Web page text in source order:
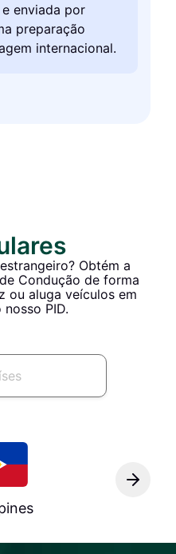
enviada por
preparação
internacional.
Obtém a
Condução de forma
ou aluga veículos em
PID.